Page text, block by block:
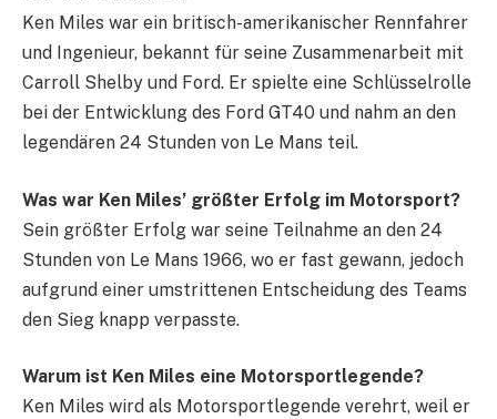
Ken Miles war ein britisch-amerikanischer Rennfahrer
und Ingenieur, bekannt für seine Zusammenarbeit mit
Carroll Shelby und Ford. Er spielte eine Schlüsselrolle
bei der Entwicklung des Ford GT40 und nahm an den
legendären 24 Stunden von Le Mans teil.
Was war Ken Miles’ größter Erfolg im Motorsport?
Sein größter Erfolg war seine Teilnahme an den 24
Stunden von Le Mans 1966, wo er fast gewann, jedoch
aufgrund einer umstrittenen Entscheidung des Teams
den Sieg knapp verpasste.
Warum ist Ken Miles eine Motorsportlegende?
Ken Miles wird als Motorsportlegende verehrt, weil er